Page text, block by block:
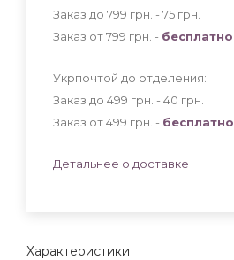
Характеристики
Заказ до 799 грн. - 75 грн
Заказ от 799 грн. - бесплатно
Укрпочтой до отделения:
Заказ до 499 грн. - 40 грн
Заказ от 499 грн. - бесплатно
Детальнее о доставке